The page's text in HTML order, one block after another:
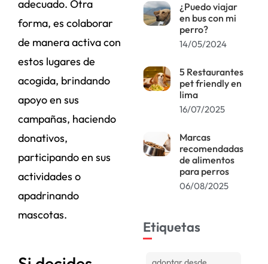
adecuado. Otra
forma, es colaborar
de manera activa con
estos lugares de
acogida, brindando
apoyo en sus
campañas, haciendo
donativos,
participando en sus
actividades o
apadrinando
mascotas.
¿Puedo viajar
en bus con mi
perro?
14/05/2024
5 Restaurantes
pet friendly en
lima
16/07/2025
Marcas
recomendadas
de alimentos
para perros
06/08/2025
Etiquetas